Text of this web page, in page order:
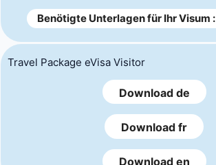
Benötigte Unterlagen für Ihr Visum :
Travel Package eVisa Visitor
Download de
Download fr
Download en